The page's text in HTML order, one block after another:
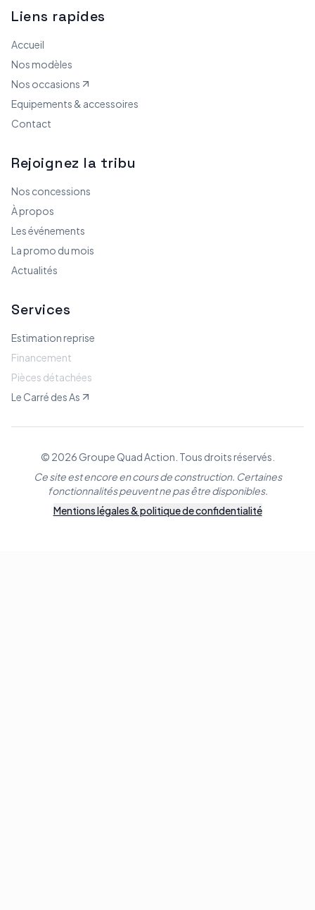
Liens rapides
Accueil
Nos modèles
Nos occasions
Equipements & accessoires
Contact
Rejoignez la tribu
Nos concessions
À propos
Les événements
La promo du mois
Actualités
Services
Estimation reprise
Financement
Pièces détachées
Le Carré des As
© 2026 Groupe Quad Action. Tous droits réservés.
Ce site est encore en cours de construction. Certaines
fonctionnalités peuvent ne pas être disponibles.
Mentions légales & politique de confidentialité